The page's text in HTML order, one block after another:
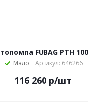
FUBAG PTH
Мало Артикул: 646266
116 260 р/шт